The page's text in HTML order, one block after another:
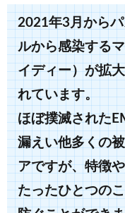
2021年3月から
ルから感染する
イディー）が拡
れています。
ほぼ撲滅された
漏えい他多くの
アですが、特徴
たったひとつの